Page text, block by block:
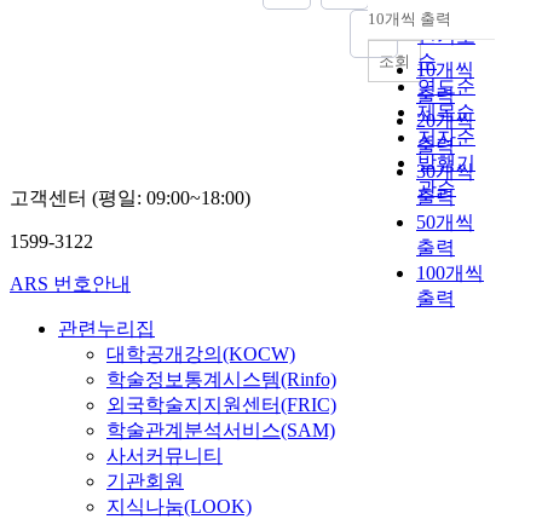
순
인기도
순
연도순
제목순
저자순
발행기
관순
내림차순
10개씩 출력
10개씩
출력
20개씩
출력
30개씩
출력
50개씩
출력
100개씩
출력
조회
고객센터 (평일: 09:00~18:00)
1599-3122
ARS 번호안내
관련누리집
대학공개강의(KOCW)
학술정보통계시스템(Rinfo)
외국학술지지원센터(FRIC)
학술관계분석서비스(SAM)
사서커뮤니티
기관회원
지식나눔(LOOK)